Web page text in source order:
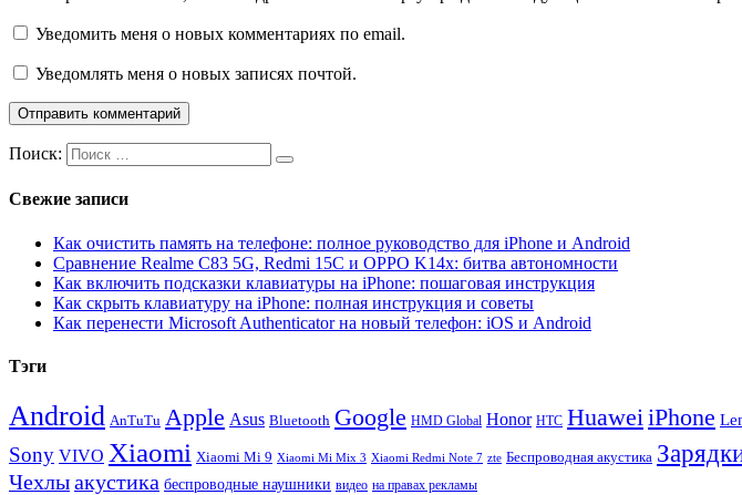
Уведомить меня о новых комментариях по email.
Уведомлять меня о новых записях почтой.
Поиск:
Свежие записи
Как очистить память на телефоне: полное руководство для iPhone и Android
Сравнение Realme C83 5G, Redmi 15C и OPPO K14x: битва автономности
Как включить подсказки клавиатуры на iPhone: пошаговая инструкция
Как скрыть клавиатуру на iPhone: полная инструкция и советы
Как перенести Microsoft Authenticator на новый телефон: iOS и Android
Тэги
Android AnTuTu Apple Asus Bluetooth Google HMD Global Honor HTC HuaweiiPhone
Sony VIVO Xiaomi Xiaomi Mi 9 Xiaomi Mi Mix 3 Xiaomi Redmi Note 7 zte Беспроводная акустика
Чехлыакустика беспроводные наушники видео на правах рекламы